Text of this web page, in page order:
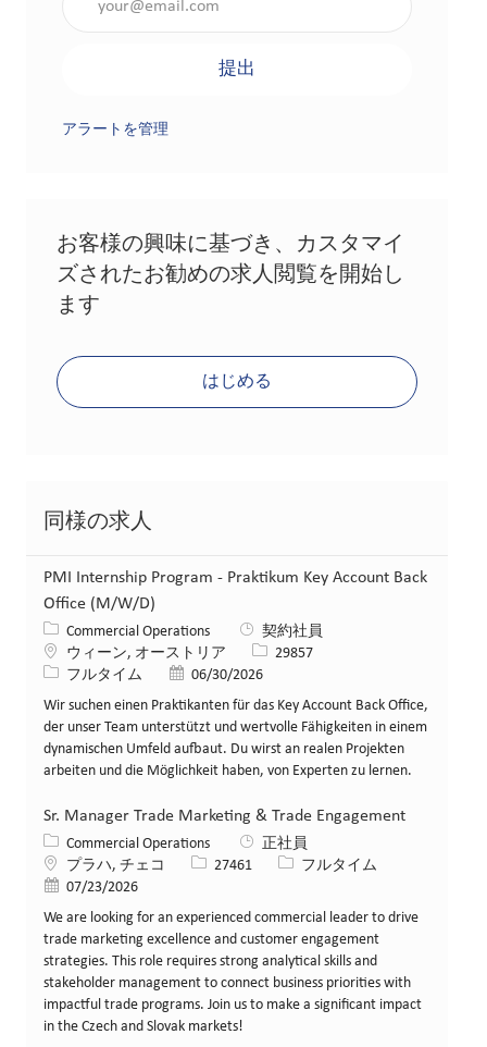
提出
アラートを管理
お客様の興味に基づき、カスタマイ
ズされたお勧めの求人閲覧を開始し
ます
はじめる
同様の求人
PMI Internship Program - Praktikum Key Account Back
Office (M/W/D)
カテゴリー
Commercial Operations
契約社員
場所ウィーン, オーストリア 求人ID29857
役職フルタイム 投稿日06/30/2026
Wir suchen einen Praktikanten für das Key Account Back Office,
der unser Team unterstützt und wertvolle Fähigkeiten in einem
dynamischen Umfeld aufbaut. Du wirst an realen Projekten
arbeiten und die Möglichkeit haben, von Experten zu lernen.
Sr. Manager Trade Marketing & Trade Engagement
カテゴリー
Commercial Operations
正社員
場所プラハ, チェコ 求人ID27461 役職フルタイム
投稿日07/23/2026
We are looking for an experienced commercial leader to drive
trade marketing excellence and customer engagement
strategies. This role requires strong analytical skills and
stakeholder management to connect business priorities with
impactful trade programs. Join us to make a significant impact
in the Czech and Slovak markets!